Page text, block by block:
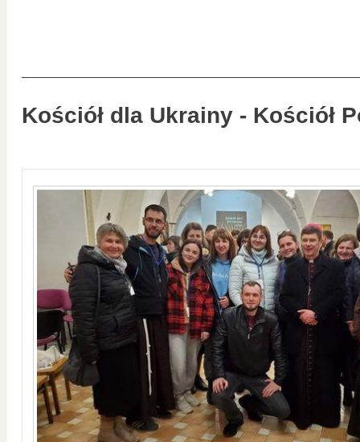
Kościół dla Ukrainy - Kościół